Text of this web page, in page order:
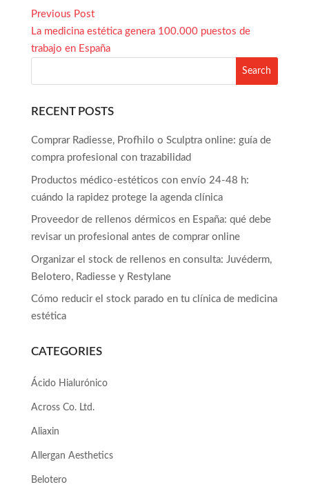
Previous Post
La medicina estética genera 100.000 puestos de
trabajo en España
RECENT POSTS
Comprar Radiesse, Profhilo o Sculptra online: guía de
compra profesional con trazabilidad
Productos médico-estéticos con envío 24-48 h:
cuándo la rapidez protege la agenda clínica
Proveedor de rellenos dérmicos en España: qué debe
revisar un profesional antes de comprar online
Organizar el stock de rellenos en consulta: Juvéderm,
Belotero, Radiesse y Restylane
Cómo reducir el stock parado en tu clínica de medicina
estética
CATEGORIES
Ácido Hialurónico
Across Co. Ltd.
Aliaxin
Allergan Aesthetics
Belotero